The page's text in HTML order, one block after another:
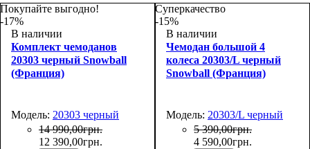
Покупайте выгодно!
-17%
В наличии
Комплект чемоданов
20303 черный Snowball
(Франция)
Модель: 20303 черный
14 990,00грн.
12 390,00грн.
Суперкачество
-15%
В наличии
Чемодан большой 4
колеса 20303/L черный
Snowball (Франция)
Модель: 20303/L черный
5 390,00грн.
4 590,00грн.